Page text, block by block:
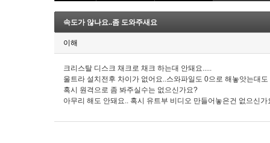
주문조회
이용안내
질문하기
속도가 않나요..좀 도와주새요
이해
크리스탈 디스크 채크로 채크 하는대 안돼요.....
울트라 설치전후 차이가 없어요..스와파일도 0으로 해놓앗는대도
혹시 원격으로 좀 봐주실수는 없으신가요?
아무리 해도 안돼요.. 혹시 유트부 비디오 만들어놓은건 없으신가